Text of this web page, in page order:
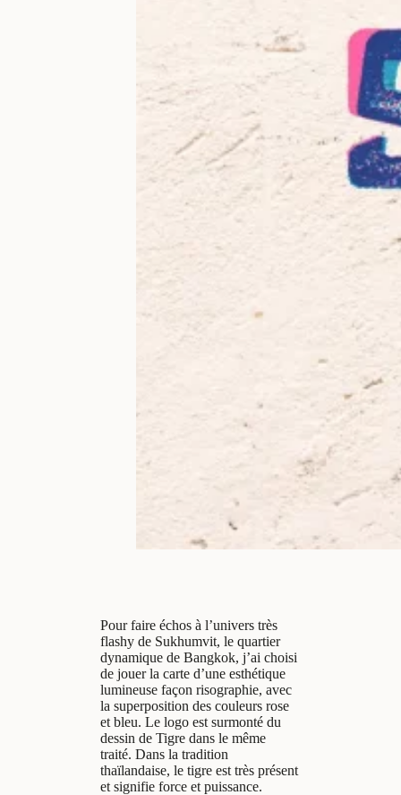
Pour faire échos à l’univers très
flashy de Sukhumvit, le quartier
dynamique de Bangkok, j’ai choisi
de jouer la carte d’une esthétique
lumineuse façon risographie, avec
la superposition des couleurs rose
et bleu. Le logo est surmonté du
dessin de Tigre dans le même
traité. Dans la tradition
thaïlandaise, le tigre est très présent
et signifie force et puissance.